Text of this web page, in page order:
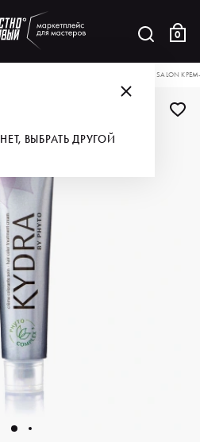
0
НЕТ, ВЫБРАТЬ ДРУГОЙ
KYDRA LE SALON